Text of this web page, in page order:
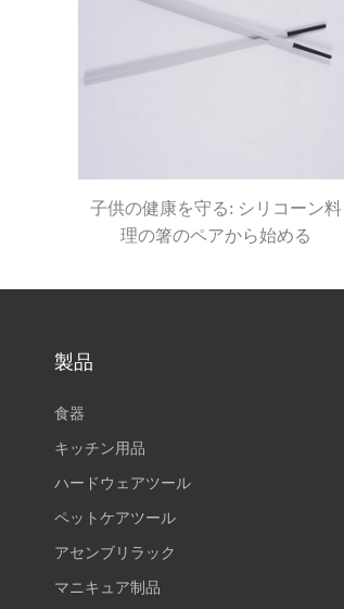
子供の健康を守る: シリコーン料
理の箸のペアから始める
製品
食器
キッチン用品
ハードウェアツール
ペットケアツール
アセンブリラック
マニキュア制品